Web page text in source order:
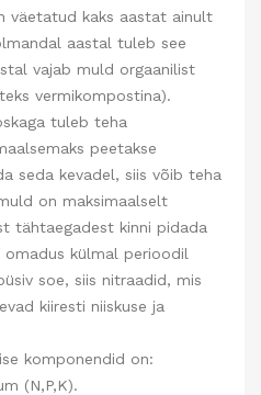
väetatud kaks aastat ainult
aastal tuleb see
vajab muld orgaanilist
vermikompostina).
tuleb teha
peetakse
seda kevadel, siis võib teha
on maksimaalselt
tähtaegadest kinni pidada
külmal perioodil
soe, siis nitraadid, mis
kiiresti niiskuse ja
komponendid on:
(N,P,K).